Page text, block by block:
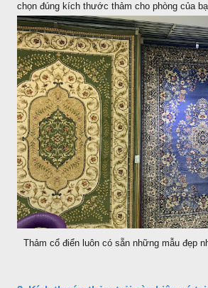
chọn đúng kích thước thảm cho phòng của
Thảm cổ điển luôn có sẵn những mẫu đẹp